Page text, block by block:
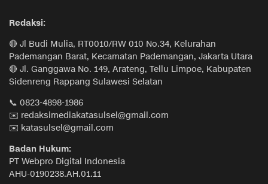
Redaksi:
🔴 Jl Budi Mulia, RT0010/RW 010 No.34, Kelurahan
Pademangan Barat, Kecamatan Pademangan, Jakarta Utara
🔴 Jl. Ganggawa No. 149, Arateng, Tellu Limpoe, Kabupaten
Sidenreng Rappang Sulawesi Selatan
📞 0823-4898-1986
✉️ redaksimediakatasulsel@gmail.com
✉️ katasulsel@gmail.com
Badan Hukum:
PT Webpro Digital Indonesia
AHU-0190238.AH.01.11